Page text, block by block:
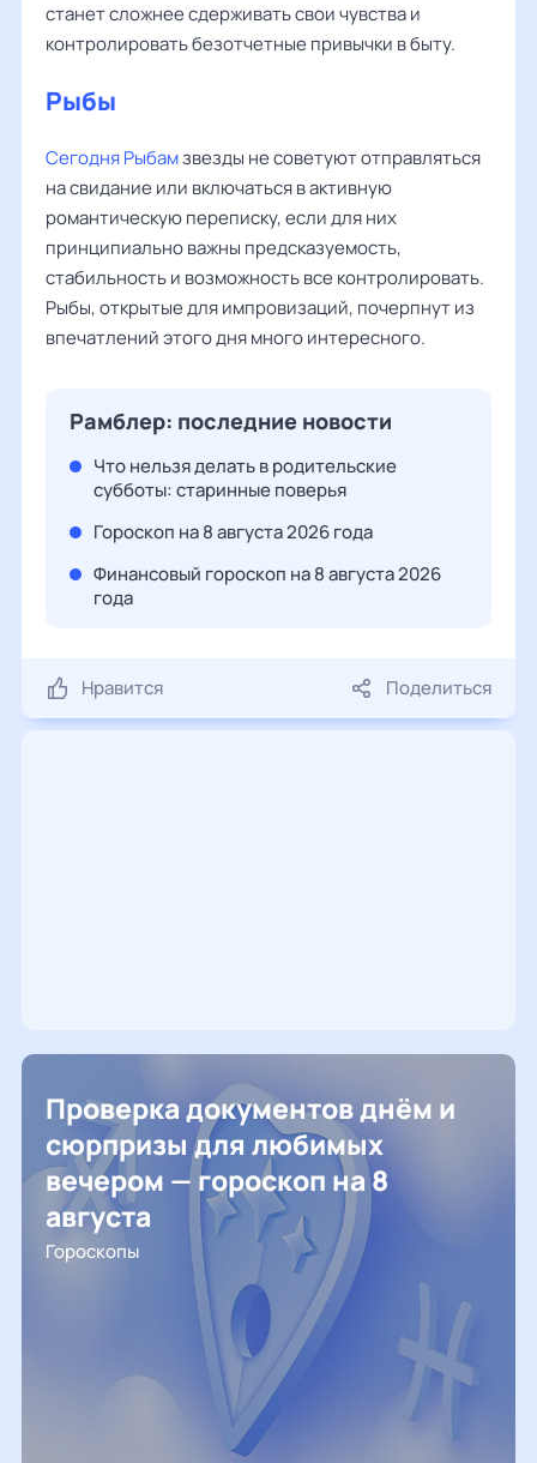
станет сложнее сдерживать свои чувства и
контролировать безотчетные привычки в быту.
Рыбы
Сегодня Рыбамзвезды не советуют отправляться
на свидание или включаться в активную
романтическую переписку, если для них
принципиально важны предсказуемость,
стабильность и возможность все контролировать.
Рыбы, открытые для импровизаций, почерпнут из
впечатлений этого дня много интересного.
Рамблер: последние новости
Что нельзя делать в родительские
субботы: старинные поверья
Гороскоп на 8 августа 2026 года
Финансовый гороскоп на 8 августа 2026
года
Нравится Поделиться
Проверка документов днём и
сюрпризы для любимых
вечером — гороскоп на 8
августа
Гороскопы